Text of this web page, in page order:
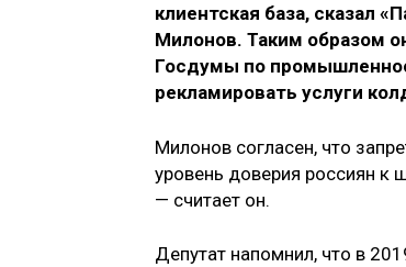
клиентская база, сказал
Милонов. Таким образом
Госдумы по
рекламировать услуги
Милонов согласен, что
уровень доверия россиян к
— считает он.
Депутат напомнил, что в